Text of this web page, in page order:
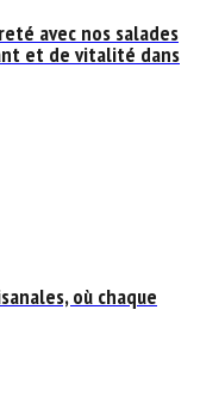
avec nos salades
et de vitalité dans
où chaque